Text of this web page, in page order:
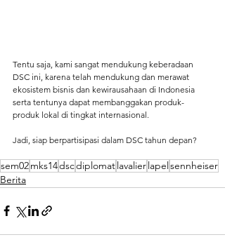
Tentu saja, kami sangat mendukung keberadaan
DSC ini, karena telah mendukung dan merawat
ekosistem bisnis dan kewirausahaan di Indonesia
serta tentunya dapat membanggakan produk-
produk lokal di tingkat internasional.
Jadi, siap berpartisipasi dalam DSC tahun depan?
sem02mks14dscdiplomatlavalierlapelsennheiser
Berita